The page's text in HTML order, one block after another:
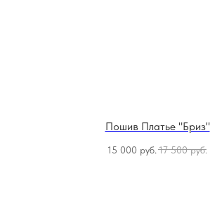
Пошив Платье "Бриз"
15 000 руб.17 500 руб.